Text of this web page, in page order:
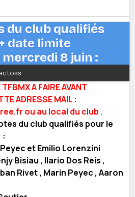
du club qualifiés
date limite
8 juin :
A FAIRE AVANT
ADRESSE MAIL :
ou au local du club .
du club qualifiés pour le
:
et Emilio Lorenzini
Bisiau , Ilario Dos Reis ,
Rivet , Marin Peyec , Aaron